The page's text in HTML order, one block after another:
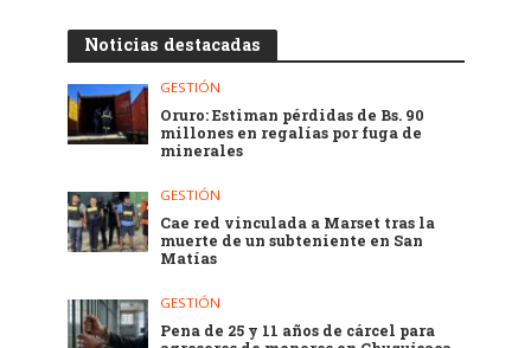
Noticias destacadas
GESTIÓN
Oruro: Estiman pérdidas de Bs. 90
millones en regalías por fuga de
minerales
GESTIÓN
Cae red vinculada a Marset tras la
muerte de un subteniente en San
Matías
GESTIÓN
Pena de 25 y 11 años de cárcel para